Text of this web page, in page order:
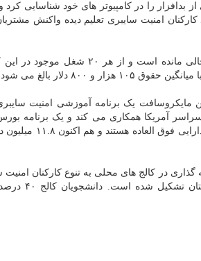
بدافزار را در کامپیوتر های خود شناسایی
امنیت سایبری تعلیم دیده واکنش
در حال حاضر از هر سه شغل امنیت سایبری در آمریکا، یک
مایکروسافت یک برنامه آموزشی امنیت
دانشجو فراهم خواهدنمود.
در کالج های محلی به تنوع کارکنان امنیت
هم اکنون این صنعت